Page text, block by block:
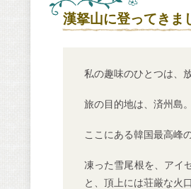
漢拏山に登ってきま
私の趣味のひとつは、放
旅の目的地は、済州島。
ここにある韓国最高峰
凍った雪尾根を、アイ
と、頂上には荘厳な火